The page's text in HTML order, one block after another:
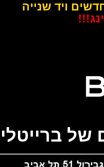
ויד שנייה
ברייטלינג